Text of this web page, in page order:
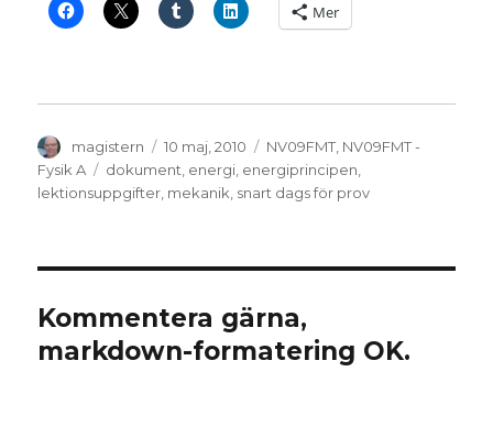
Mer
Författare
magistern
Publicerat
den
10 maj, 2010 Kategorier
NV09FMT, NV09FMT -
Fysik A
Etiketter
dokument, energi, energiprincipen,
lektionsuppgifter, mekanik, snart dags för prov
Kommentera gärna,
markdown-formatering OK.